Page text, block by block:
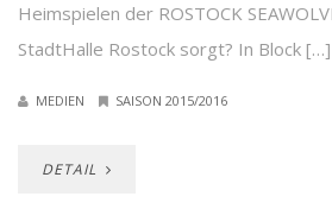
Heimspielen der ROSTOCK
StadtHalle Rostock sorgt? In Block […]
MEDIEN SAISON 2015/2016
DETAIL